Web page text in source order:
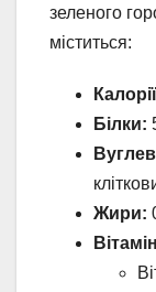
зеленого
міститься:
Білки:
Жири: